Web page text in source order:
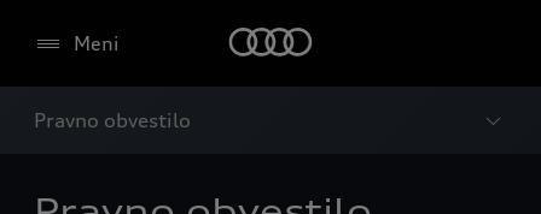
Meni
Pravno obvestilo